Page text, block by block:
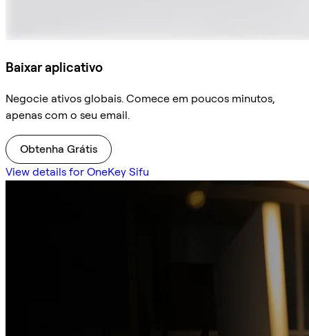
Baixar aplicativo
Negocie ativos globais. Comece em poucos minutos,
apenas com o seu email.
Obtenha Grátis
View details for OneKey Sifu